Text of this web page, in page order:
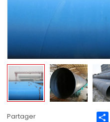
Partager